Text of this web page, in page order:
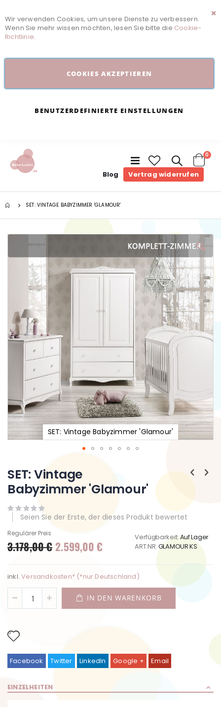
Wir verwenden Cookies, um unsere Dienste zu verbessern.
Wenn Sie mehr wissen möchten, lesen Sie bitte die Cookie-
Richtlinie.
COOKIES AKZEPTIEREN
BENUTZERDEFINIERTE EINSTELLUNGEN
Navigation
umschalten
Blog Vertrag widerrufenCart
0
SET: VINTAGE BABYZIMMER 'GLAMOUR'
Zum
der
Bildgalerie
springen
SET: Vintage Babyzimmer 'Glamour'
Anfang
der
Bildgalerie
springen
SET: Vintage
Babyzimmer 'Glamour'
Seien Sie der Erste, der dieses Produkt bewertet
Regulärer Preis
3.178,00 € Sonderpreis
2.599,00 €
Verfügbarkeit:Auf Lager
ART.NR. GLAMOUR KS
inkl.Versandkosten* (*nur Deutschland)
IN DEN WARENKORB
Facebook Twitter LinkedIn Google + Email
EINZELHEITEN